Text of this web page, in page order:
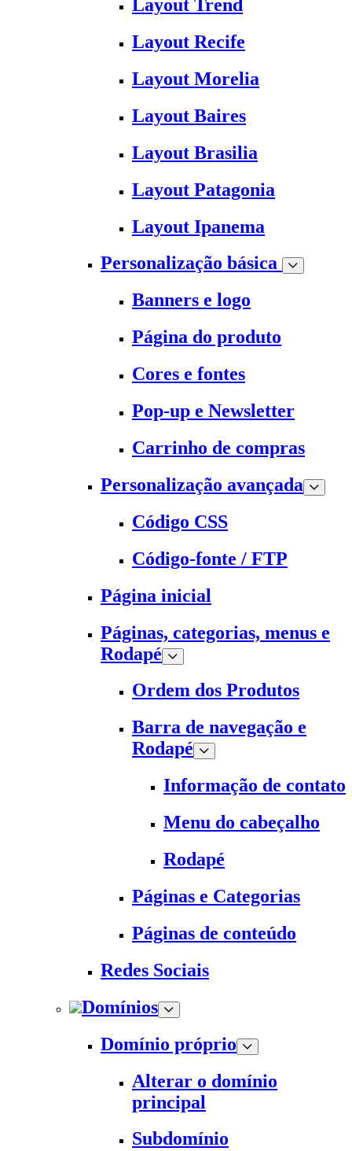
Layout Trend
Layout Recife
Layout Morelia
Layout Baires
Layout Brasilia
Layout Patagonia
Layout Ipanema
Personalização básica
Banners e logo
Página do produto
Cores e fontes
Pop-up e Newsletter
Carrinho de compras
Personalização avançada
Código CSS
Código-fonte / FTP
Página inicial
Páginas, categorias, menus e
Rodapé
Ordem dos Produtos
Barra de navegação e
Rodapé
Informação de contato
Menu do cabeçalho
Rodapé
Páginas e Categorias
Páginas de conteúdo
Redes Sociais
Domínios
Domínio próprio
Alterar o domínio
principal
Subdomínio